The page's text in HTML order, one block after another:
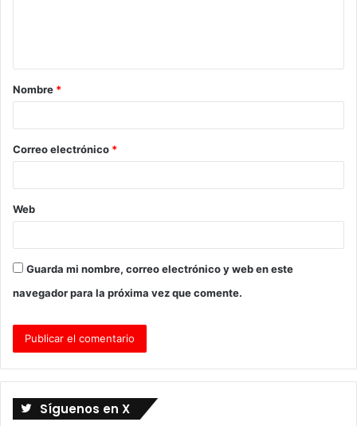
a
r
*
Nombre *
Correo electrónico *
Web
Guarda mi nombre, correo electrónico y web en este
navegador para la próxima vez que comente.
Síguenos en X